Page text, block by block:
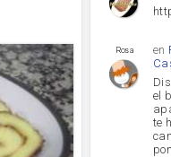
Rosa en
el
te